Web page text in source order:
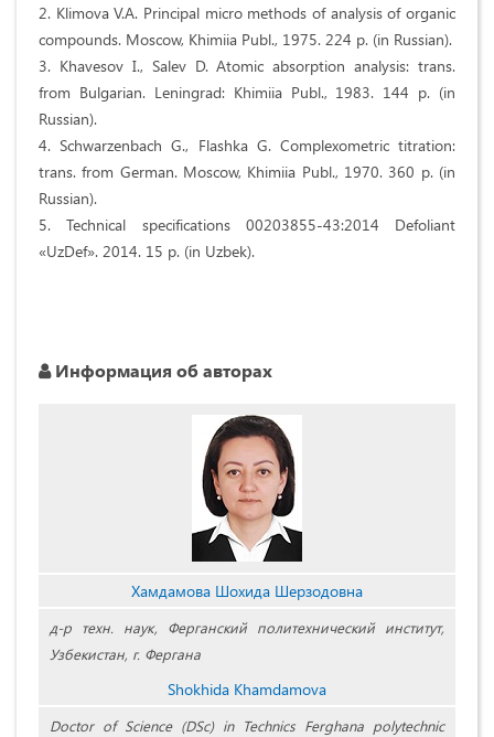
2. Klimova V.A. Principal micro methods of analysis of organic
compounds. Мoscow, Khimiia Publ., 1975. 224 p. (in Russian).
3. Khavesov I., Salev D. Atomic absorption analysis: trans.
from Bulgarian. Leningrad: Khimiia Publ., 1983. 144 p. (in
Russian).
4. Schwarzenbach G., Flashka G. Complexometric titration:
trans. from German. Мoscow, Khimiia Publ., 1970. 360 p. (in
Russian).
5. Technical specifications 00203855-43:2014 Defoliant
«UzDef». 2014. 15 p. (in Uzbek).
Информация об авторах
Хамдамова Шохида Шерзодовна
д-р техн. наук, Ферганский политехнический институт,
Узбекистан, г. Фергана
Shokhida Khamdamova
Doctor of Science (DSc) in Technics Ferghana polytechnic